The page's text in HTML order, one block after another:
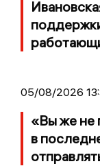
05/08/2026
«Вы же не
в